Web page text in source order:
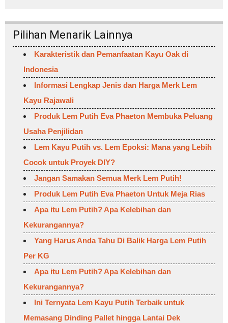
Pilihan Menarik Lainnya
Karakteristik dan Pemanfaatan Kayu Oak di
Indonesia
Informasi Lengkap Jenis dan Harga Merk Lem
Kayu Rajawali
Produk Lem Putih Eva Phaeton Membuka Peluang
Usaha Penjilidan
Lem Kayu Putih vs. Lem Epoksi: Mana yang Lebih
Cocok untuk Proyek DIY?
Jangan Samakan Semua Merk Lem Putih!
Produk Lem Putih Eva Phaeton Untuk Meja Rias
Apa itu Lem Putih? Apa Kelebihan dan
Kekurangannya?
Yang Harus Anda Tahu Di Balik Harga Lem Putih
Per KG
Apa itu Lem Putih? Apa Kelebihan dan
Kekurangannya?
Ini Ternyata Lem Kayu Putih Terbaik untuk
Memasang Dinding Pallet hingga Lantai Dek